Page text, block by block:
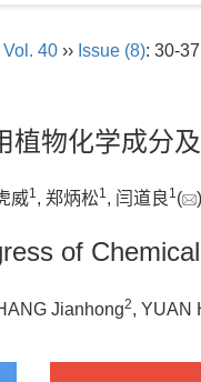
Vol. 40 ›› Issue (8): 30-
植物化学成分
威1, 郑炳松1, 闫道良 1(
of
Jianhong2, YUAN